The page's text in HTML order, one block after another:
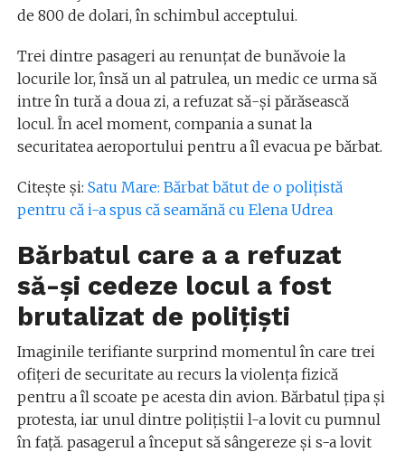
de 800 de dolari, în schimbul acceptului.
Trei dintre pasageri au renunțat de bunăvoie la
locurile lor, însă un al patrulea, un medic ce urma să
intre în tură a doua zi, a refuzat să-și părăsească
locul. În acel moment, compania a sunat la
securitatea aeroportului pentru a îl evacua pe bărbat.
Citește și: Satu Mare: Bărbat bătut de o polițistă
pentru că i-a spus că seamănă cu Elena Udrea
Bărbatul care a a refuzat
să-și cedeze locul a fost
brutalizat de polițiști
Imaginile terifiante surprind momentul în care trei
ofițeri de securitate au recurs la violența fizică
pentru a îl scoate pe acesta din avion. Bărbatul țipa și
protesta, iar unul dintre polițiștii l-a lovit cu pumnul
în față. pasagerul a început să sângereze și s-a lovit